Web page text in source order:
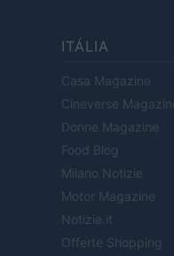
ITÁLIA
Casa Magazine
Cineverse
Donne Magazine
Food Blog
Milano Notizie
Motor Magazine
Notizie.it
Offerte Shopping